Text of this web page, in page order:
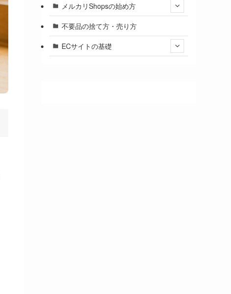
メルカリShopsの始め方
不要品の捨て方・売り方
ECサイトの基礎